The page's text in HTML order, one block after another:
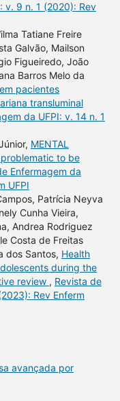
v. 9 n. 1 (2020): Rev
Tatiane Freire
Galvão, Mailson
Figueiredo, João
Barros Melo da
pacientes
transluminal
da UFPI: v. 14 n. 1
MENTAL
problematic to be
Enfermagem da
UFPI
Patrícia Neyva
Cunha Vieira,
Andrea Rodriguez
Costa de Freitas
dos Santos, Health
during the
review , Revista de
Rev Enferm
avançada por